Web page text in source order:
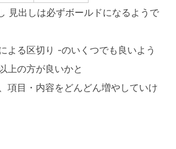
見出しは必ずボールドになるようで
よる区切り -のいくつでも良いよう
上の方が良いかと
項目・内容をどんどん増やしていけ